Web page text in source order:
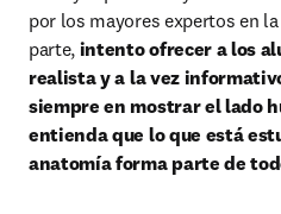
por los mayores expertos en
parte, intento ofrecer a los
realista y a la vez
siempre en mostrar el lado
entienda que lo que está
anatomía forma parte de